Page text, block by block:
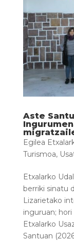
Aste
Egilea
Turismoa,
Etxalarko
berriki sinatu
Lizarietako
inguruan;
Etxalarko
Santuan